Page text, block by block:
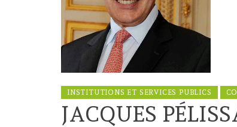
INSTITUTIONS ET SERVICES PUBLICS
JACQUES